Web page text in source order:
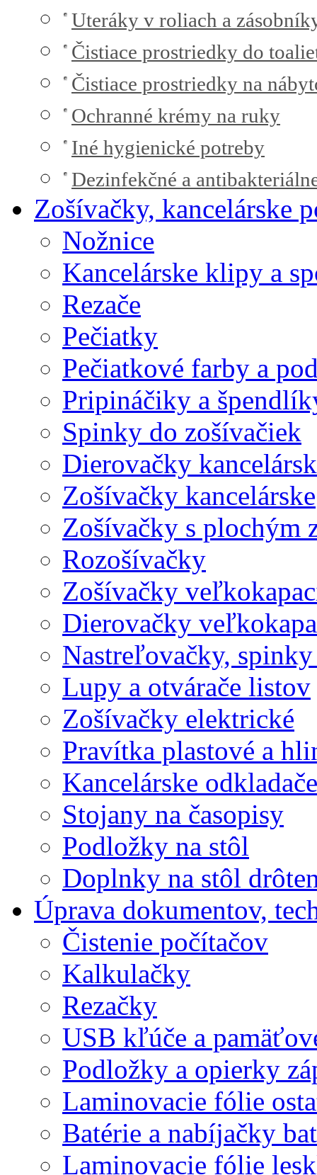
Uteráky v roliach a
Čistiace prostriedky do
Čistiace prostriedky na
Ochranné krémy na ruky
Iné hygienické potreby
Dezinfekčné a
Zošívačky, kancelárske
Nožnice
Kancelárske klipy a
Rezače
Pečiatky
Pečiatkové farby a
Pripináčiky a
Spinky do zošívačiek
Dierovačky
Zošívačky kancelárske
Zošívačky s plochým
Rozošívačky
Zošívačky
Dierovačky
Nastreľovačky,
Lupy a otvárače listov
Zošívačky elektrické
Pravítka plastové a
Kancelárske odkladače
Stojany na časopisy
Podložky na stôl
Doplnky na stôl
Úprava dokumentov,
Čistenie počítačov
Kalkulačky
Rezačky
USB kľúče a
Podložky a opierky
Laminovacie fólie
Batérie a nabíjačky
Laminovacie fólie